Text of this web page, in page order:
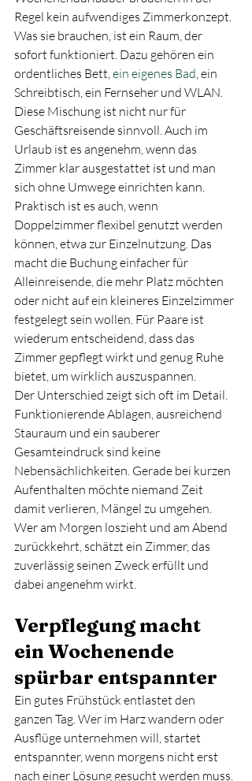
Regel kein aufwendiges Zimmerkonzept.
Was sie brauchen, ist ein Raum, der
sofort funktioniert. Dazu gehören ein
ordentliches Bett, ein eigenes Bad, ein
Schreibtisch, ein Fernseher und WLAN.
Diese Mischung ist nicht nur für
Geschäftsreisende sinnvoll. Auch im
Urlaub ist es angenehm, wenn das
Zimmer klar ausgestattet ist und man
sich ohne Umwege einrichten kann.
Praktisch ist es auch, wenn
Doppelzimmer flexibel genutzt werden
können, etwa zur Einzelnutzung. Das
macht die Buchung einfacher für
Alleinreisende, die mehr Platz möchten
oder nicht auf ein kleineres Einzelzimmer
festgelegt sein wollen. Für Paare ist
wiederum entscheidend, dass das
Zimmer gepflegt wirkt und genug Ruhe
bietet, um wirklich auszuspannen.
Der Unterschied zeigt sich oft im Detail.
Funktionierende Ablagen, ausreichend
Stauraum und ein sauberer
Gesamteindruck sind keine
Nebensächlichkeiten. Gerade bei kurzen
Aufenthalten möchte niemand Zeit
damit verlieren, Mängel zu umgehen.
Wer am Morgen loszieht und am Abend
zurückkehrt, schätzt ein Zimmer, das
zuverlässig seinen Zweck erfüllt und
dabei angenehm wirkt.
Verpflegung macht
ein Wochenende
spürbar entspannter
Ein gutes Frühstück entlastet den
ganzen Tag. Wer im Harz wandern oder
Ausflüge unternehmen will, startet
entspannter, wenn morgens nicht erst
nach einer Lösung gesucht werden muss.